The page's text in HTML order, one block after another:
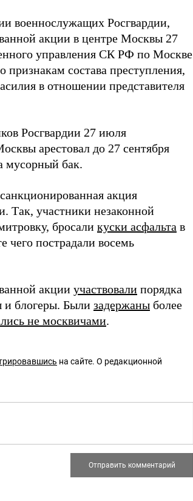
военнослужащих Росгвардии,
акции в центре Москвы 27
управления СК РФ по Москве
признакам состава преступления,
в отношении представителя
Росгвардии 27 июля
арестовал до 27 сентября
мусорный бак.
акция
Так, участники незаконной
бросали куски асфальта в
чего пострадали восемь
акции участвовали порядка
и блогеры. Были задержаны более
не москвичами.
на сайте. О редакционной